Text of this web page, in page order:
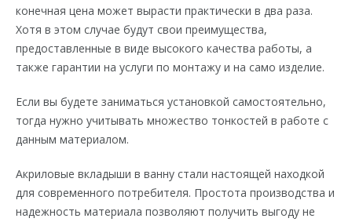
конечная цена может вырасти практически в два раза.
Хотя в этом случае будут свои преимущества,
предоставленные в виде высокого качества работы, а
также гарантии на услуги по монтажу и на само изделие.
Если вы будете заниматься установкой самостоятельно,
тогда нужно учитывать множество тонкостей в работе с
данным материалом.
Акриловые вкладыши в ванну стали настоящей находкой
для современного потребителя. Простота производства и
надежность материала позволяют получить выгоду не